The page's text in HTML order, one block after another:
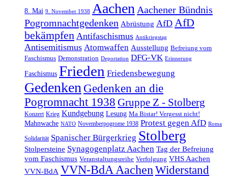
8. Mai 9. November 1938 AachenAachener Bündnis
Pogromnachtgedenken Abrüstung AfD AfD
bekämpfen Antifaschismus Antikriegstag
Antisemitismus Atomwaffen Ausstellung Befreiung vom
Faschismus Demonstration Deportation DFG-VK Erinnerung
Faschismus Frieden Friedensbewegung
Gedenken Gedenken an die
Pogromnacht 1938 Gruppe Z - Stolberg
Konzert Krieg Kundgebung Lesung Ma Bistar! Vergesst nicht!
Mahnwache NATO Novemberpogrome 1938 Protest gegen AfD Roma
Solidarität Spanischer Bürgerkrieg Stolberg
Stolpersteine Synagogenplatz Aachen Tag der Befreiung
vom Faschismus Veranstaltungsreihe Verfolgung VHS Aachen
VVN-BdA VVN-BdA AachenWiderstand